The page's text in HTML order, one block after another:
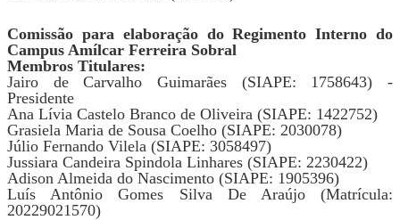
Comissão para elaboração do Regimento Interno do
Campus Amílcar Ferreira Sobral
Membros Titulares:
Jairo de Carvalho Guimarães (SIAPE: 1758643) -
Presidente
Ana Lívia Castelo Branco de Oliveira (SIAPE: 1422752)
Grasiela Maria de Sousa Coelho (SIAPE: 2030078)
Júlio Fernando Vilela (SIAPE: 3058497)
Jussiara Candeira Spindola Linhares (SIAPE: 2230422)
Adison Almeida do Nascimento (SIAPE: 1905396)
Luís Antônio Gomes Silva De Araújo (Matrícula:
20229021570)